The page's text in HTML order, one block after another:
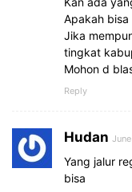
Apakah bisa
Jika
tingkat
Mohon d
Reply
Hudan
Yang jalur
bisa